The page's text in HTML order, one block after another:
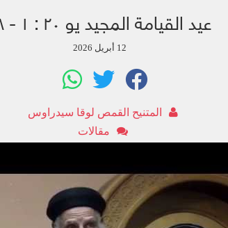
عيد القيامة المجيد يو ۲۰ : ۱ - ۱۸
12 أبريل 2026
المتنيح القمص لوقا سيدراوس
مقالات